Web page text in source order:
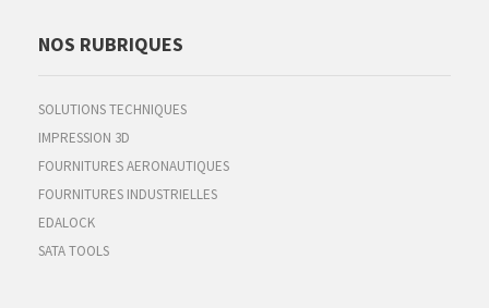
NOS RUBRIQUES
SOLUTIONS TECHNIQUES
IMPRESSION 3D
FOURNITURES AERONAUTIQUES
FOURNITURES INDUSTRIELLES
EDALOCK
SATA TOOLS